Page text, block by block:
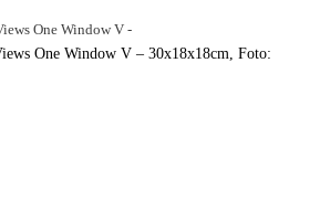
One Window V – 30x18x18cm, Foto: